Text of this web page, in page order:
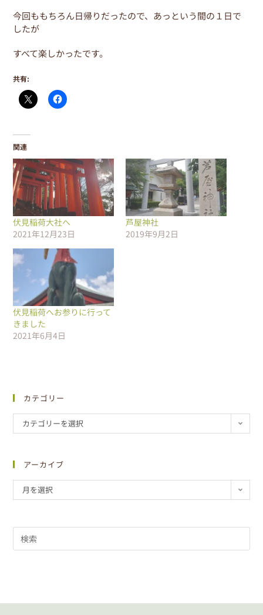
今回ももちろん日帰りだったので、あっという間の１日で
したが
すべて楽しかったです。
共有:
関連
伏見稲荷大社へ
2021年12月23日
芦屋神社
2019年9月2日
伏見稲荷へお参りに行って
きました
2021年6月4日
カテゴリー
カテゴリーを選択
アーカイブ
月を選択